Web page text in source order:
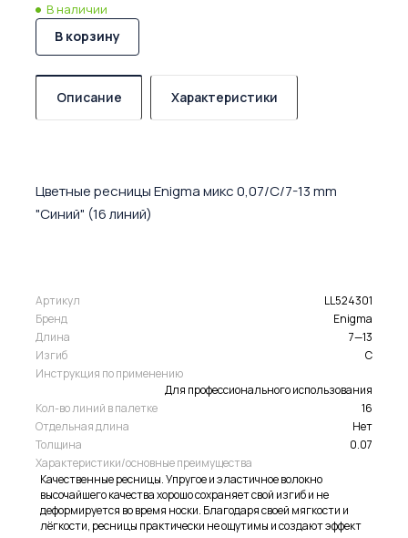
В наличии
В корзину
Описание Характеристики
Цветные ресницы Enigma микс 0,07/C/7-13 mm
"Синий" (16 линий)
Артикул
LL524301
Бренд
Enigma
Длина
7—13
Изгиб
C
Инструкция по применению
Для профессионального использования
Кол-во линий в палетке
16
Отдельная длина
Нет
Толщина
0.07
Характеристики/основные преимущества
Качественные ресницы. Упругое и эластичное волокно
высочайшего качества хорошо сохраняет свой изгиб и не
деформируется во время носки. Благодаря своей мягкости и
лёгкости, ресницы практически не ощутимы и создают эффект